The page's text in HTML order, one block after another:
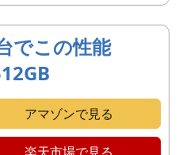
でこの性能
アマゾンで見る